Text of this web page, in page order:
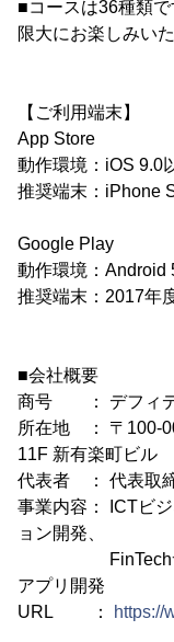
■コースは36種類
限大にお楽しみい
【ご利用端末】
App Store
動作環境：iOS 9.0
推奨端末：iPhone
Google Play
動作環境：Android
推奨端末：2017年
■会社概要
商号 ： デフィデ
所在地 ： 〒100-
11F 新有楽町ビル
代表者 ： 代表取
事業内容： ICTビ
ョン開発、
FinTechサー
アプリ開発
URL ：
https://